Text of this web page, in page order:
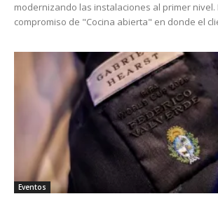
modernizando las instalaciones al primer nivel.
compromiso de "Cocina abierta" en donde el
Eventos